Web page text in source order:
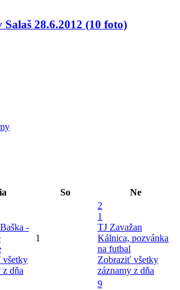
28.6.2012 (10 foto)
So Ne
-
všetky
z dňa
1
2
1
TJ Zavažan
Kálnica, pozvánka
na futbal
Zobraziť všetky
záznamy z dňa
9